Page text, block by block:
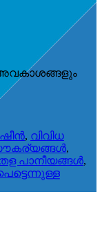
അവകാശങ്ങളും
, വിവിധ
,
പാനീയങ്ങൾ,